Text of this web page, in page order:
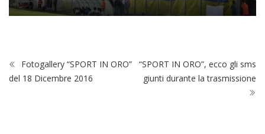
Fotogallery “SPORT IN ORO”
del 18 Dicembre 2016
“SPORT IN ORO”, ecco gli sms
giunti durante la trasmissione